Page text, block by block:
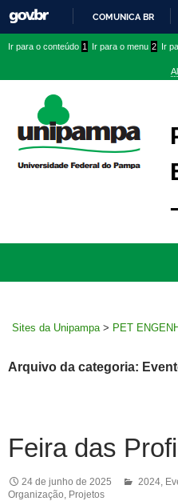
COMUNICA BR
conteúdo
menu
superior
menu
Ir para o conteúdo 1 Ir para o menu 2 Ir
Sites da Unipampa > PET
Arquivo da categoria:
Feira das
24 de junho de 2025 2024
Organização Projetos